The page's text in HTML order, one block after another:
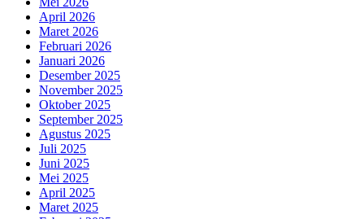
April 2026
Maret 2026
Februari 2026
Januari 2026
Desember 2025
November 2025
Oktober 2025
September 2025
Agustus 2025
Juli 2025
Juni 2025
Mei 2025
April 2025
Maret 2025